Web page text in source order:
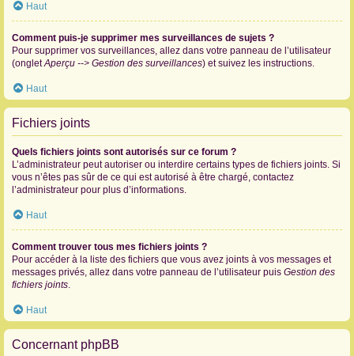
Haut
Comment puis-je supprimer mes surveillances de sujets ?
Pour supprimer vos surveillances, allez dans votre panneau de l’utilisateur
(ongletAperçu --> Gestion des surveillances) et suivez les instructions.
Haut
Fichiers joints
Quels fichiers joints sont autorisés sur ce forum ?
L’administrateur peut autoriser ou interdire certains types de fichiers joints. Si
vous n’êtes pas sûr de ce qui est autorisé à être chargé, contactez
l’administrateur pour plus d’informations.
Haut
Comment trouver tous mes fichiers joints ?
Pour accéder à la liste des fichiers que vous avez joints à vos messages et
messages privés, allez dans votre panneau de l’utilisateur puis Gestion des
fichiers joints.
Haut
Concernant phpBB